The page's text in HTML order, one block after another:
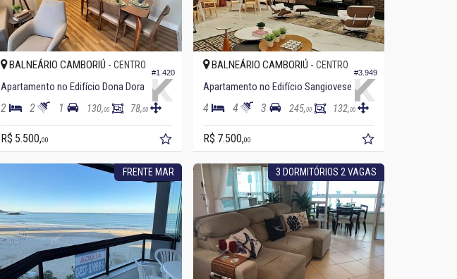
#1.420
BALNEÁRIO CAMBORIÚ - CENTRO
Apartamento no Edifício Dona Dora
2 2 1 130,00 78,00
R$ 5.500,00
#3.949
BALNEÁRIO CAMBORIÚ - CENTRO
Apartamento no Edifício Sangiovese
4 4 3 245,00 132,00
R$ 7.500,00
FRENTE MAR 3 DORMITÓRIOS 2 VAGAS